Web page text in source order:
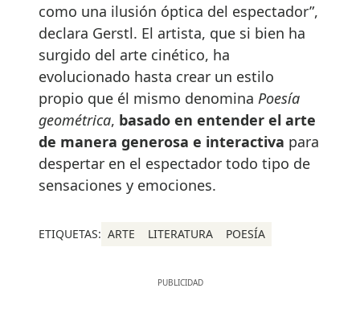
como una ilusión óptica del espectador”,
declara Gerstl. El artista, que si bien ha
surgido del arte cinético, ha
evolucionado hasta crear un estilo
propio que él mismo denomina Poesía
geométrica, basado en entender el arte
de manera generosa e interactiva para
despertar en el espectador todo tipo de
sensaciones y emociones.
ETIQUETAS: ARTE LITERATURA POESÍA